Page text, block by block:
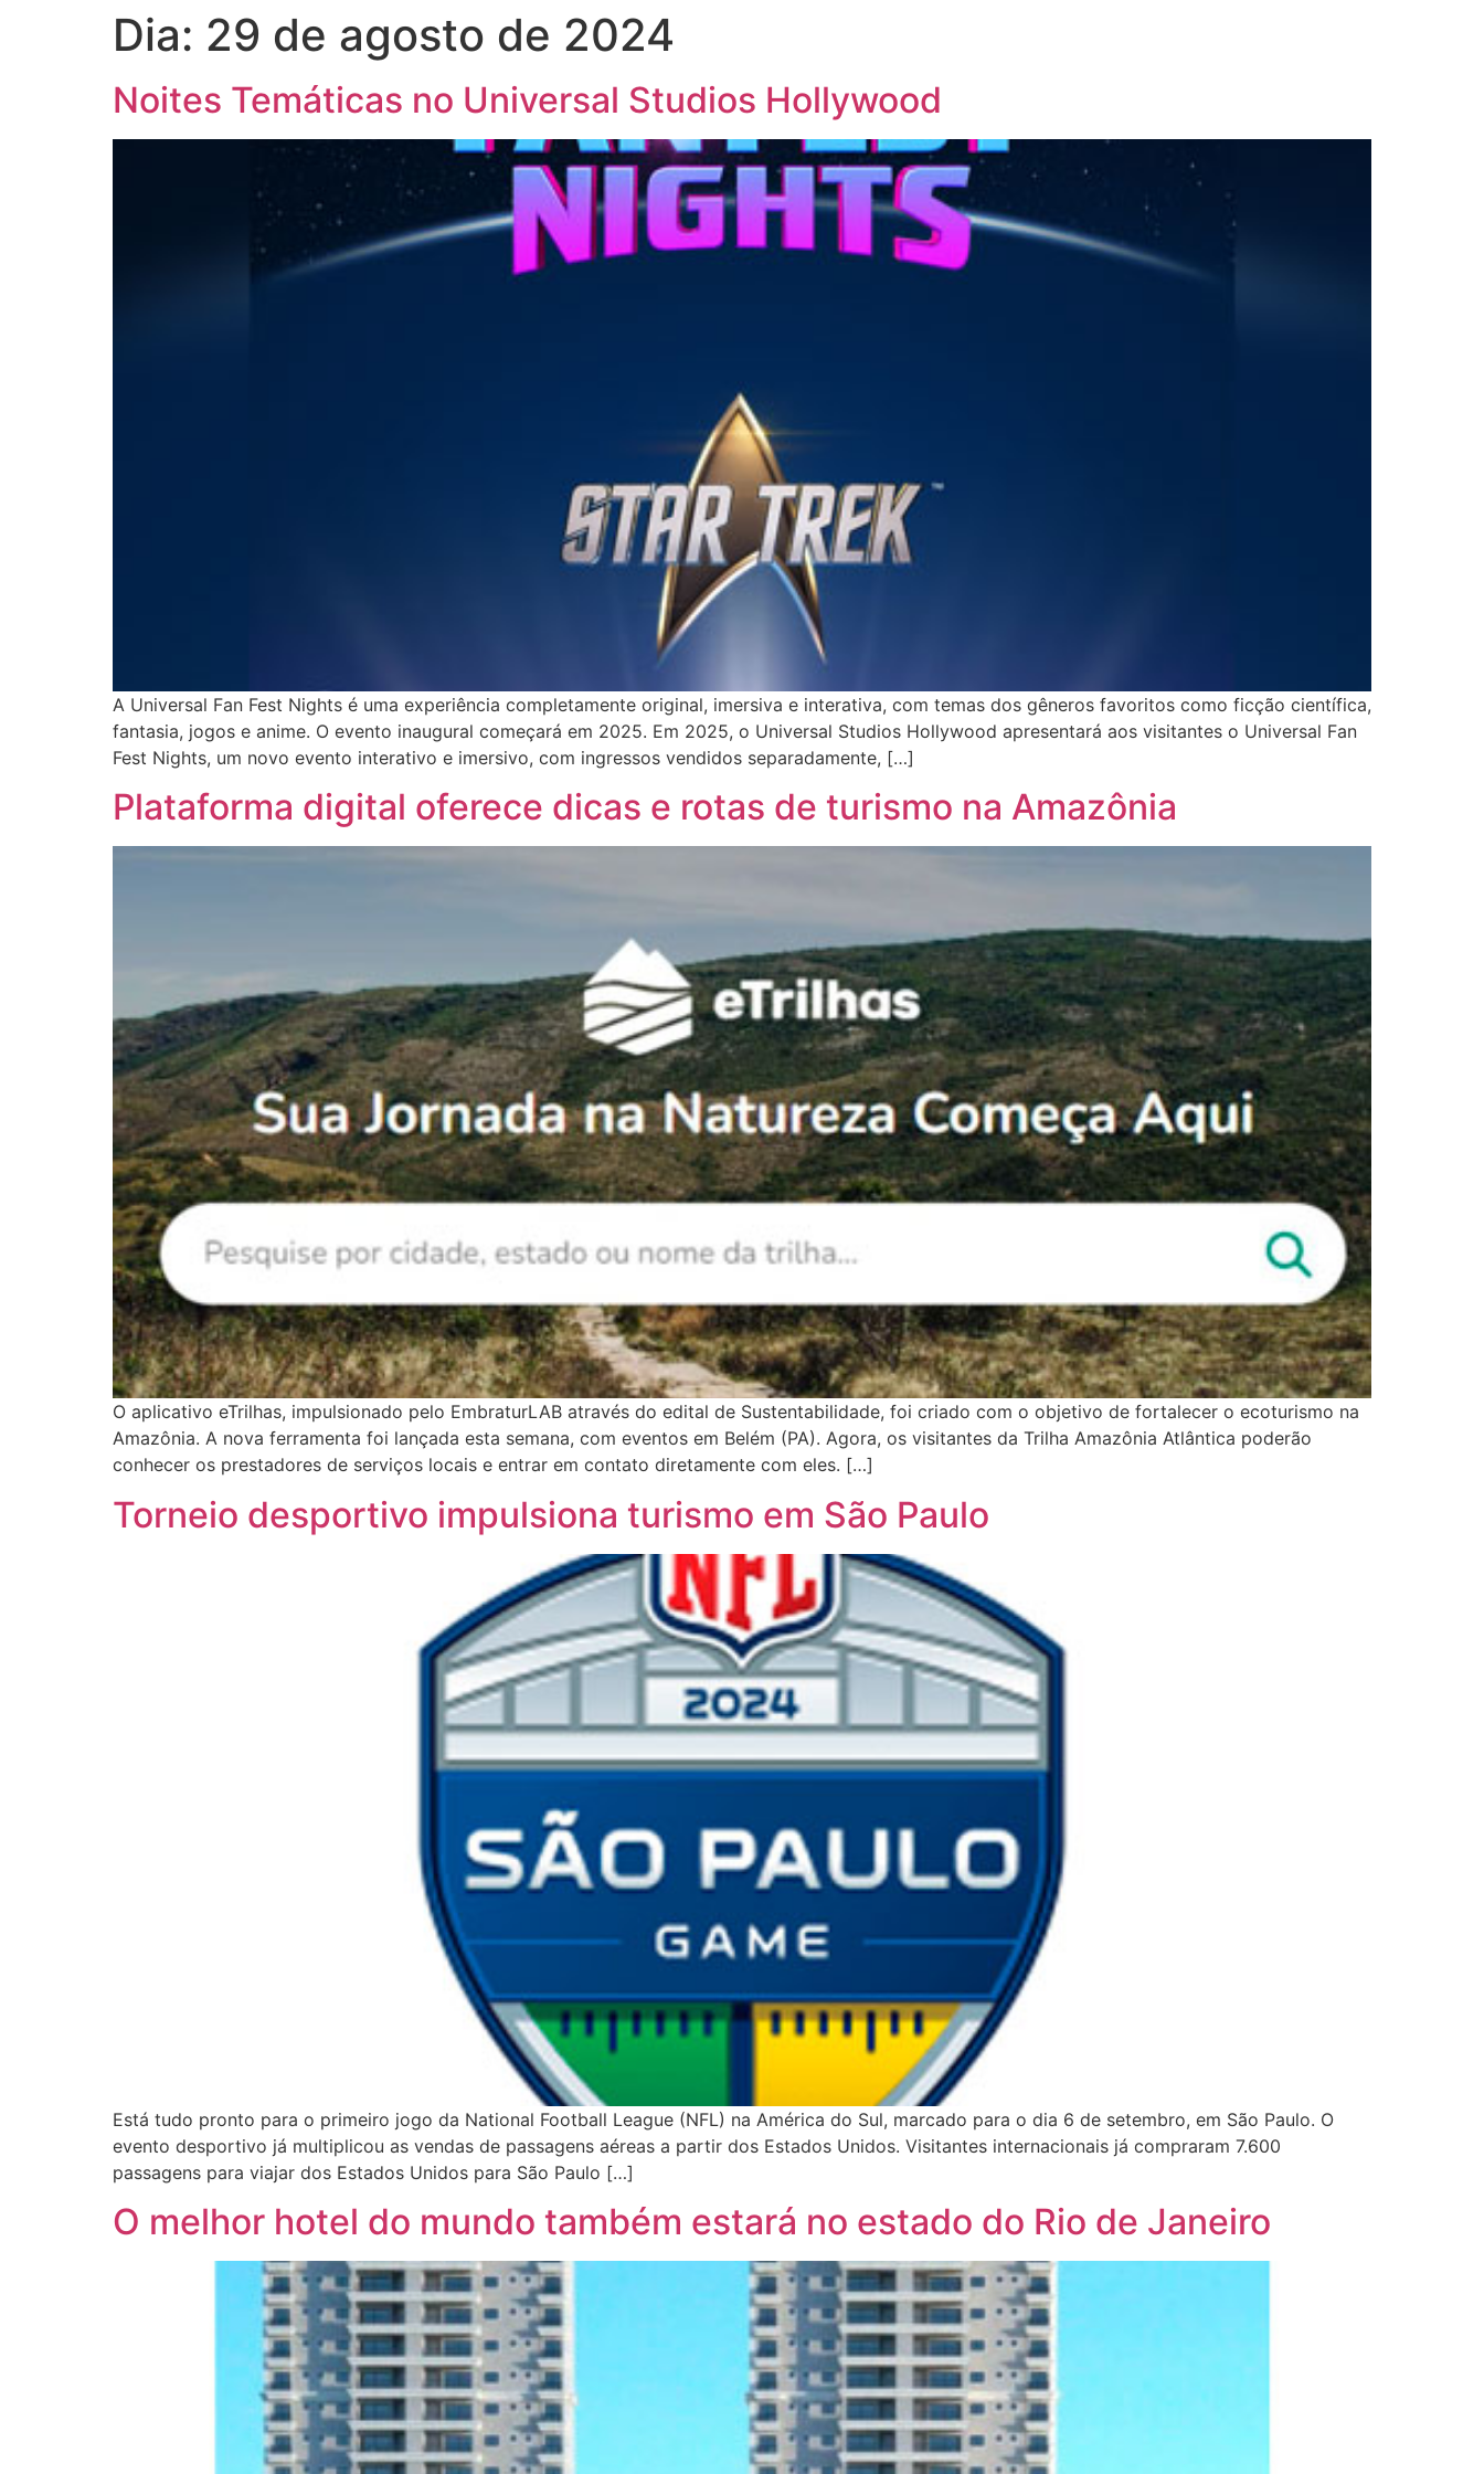
Dia: 29 de agosto de 2024
Noites Temáticas no Universal Studios Hollywood
A Universal Fan Fest Nights é uma experiência completamente original, imersiva e interativa, com temas dos gêneros favoritos como ficção científica,
fantasia, jogos e anime. O evento inaugural começará em 2025. Em 2025, o Universal Studios Hollywood apresentará aos visitantes o Universal Fan
Fest Nights, um novo evento interativo e imersivo, com ingressos vendidos separadamente, […]
Plataforma digital oferece dicas e rotas de turismo na Amazônia
O aplicativo eTrilhas, impulsionado pelo EmbraturLAB através do edital de Sustentabilidade, foi criado com o objetivo de fortalecer o ecoturismo na
Amazônia. A nova ferramenta foi lançada esta semana, com eventos em Belém (PA). Agora, os visitantes da Trilha Amazônia Atlântica poderão
conhecer os prestadores de serviços locais e entrar em contato diretamente com eles. […]
Torneio desportivo impulsiona turismo em São Paulo
Está tudo pronto para o primeiro jogo da National Football League (NFL) na América do Sul, marcado para o dia 6 de setembro, em São Paulo. O
evento desportivo já multiplicou as vendas de passagens aéreas a partir dos Estados Unidos. Visitantes internacionais já compraram 7.600
passagens para viajar dos Estados Unidos para São Paulo […]
O melhor hotel do mundo também estará no estado do Rio de Janeiro